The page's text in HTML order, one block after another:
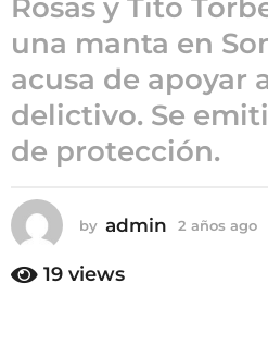
a
ñ
o
a
g
Rosas y Tito
una manta en
acusa de apoyar
delictivo. Se
de protección.
by admin 2 años ago
19 views